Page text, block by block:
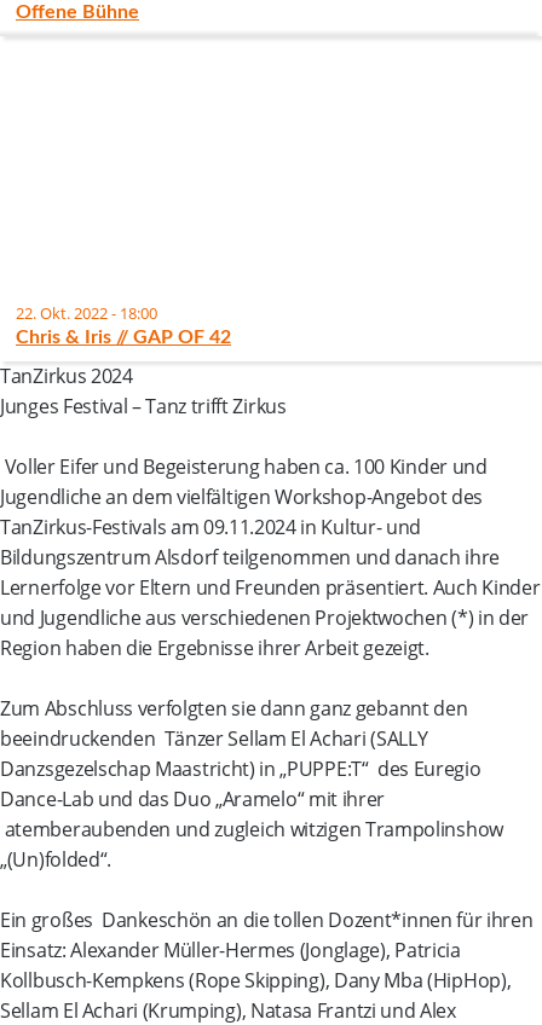
Offene Bühne
22. Okt. 2022 - 18:00
Chris & Iris // GAP OF 42
TanZirkus 2024
Junges Festival – Tanz trifft Zirkus
Voller Eifer und Begeisterung haben ca. 100 Kinder und
Jugendliche an dem vielfältigen Workshop-Angebot des
TanZirkus-Festivals am 09.11.2024 in Kultur- und
Bildungszentrum Alsdorf teilgenommen und danach ihre
Lernerfolge vor Eltern und Freunden präsentiert. Auch Kinder
und Jugendliche aus verschiedenen Projektwochen (*) in der
Region haben die Ergebnisse ihrer Arbeit gezeigt.
Zum Abschluss verfolgten sie dann ganz gebannt den
beeindruckenden Tänzer Sellam El Achari (SALLY
Danzsgezelschap Maastricht) in „PUPPE:T“ des Euregio
Dance-Lab und das Duo „Aramelo“ mit ihrer
atemberaubenden und zugleich witzigen Trampolinshow
„(Un)folded“.
Ein großes Dankeschön an die tollen Dozent*innen für ihren
Einsatz: Alexander Müller-Hermes (Jonglage), Patricia
Kollbusch-Kempkens (Rope Skipping), Dany Mba (HipHop),
Sellam El Achari (Krumping), Natasa Frantzi und Alex